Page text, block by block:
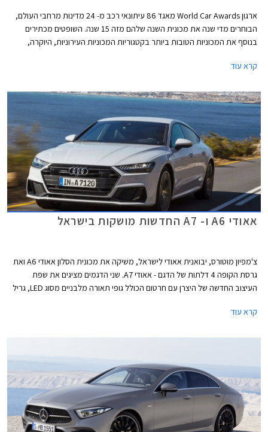
ארגון World Car Awards מאגד 86 עיתונאי רכב מ- 24 מדינות מרחבי העולם,
הבוחרים מדי שנה את מכונית השנה שלהם מזה 15 שנה. השופטים מכתירים
בנוסף את המכוניות הטובות ביותר בקטגוריות המכוניות העירוניות, היוקרה,
הרכבים הזוכים מוכרזים בתערוכת ניו יורק המתקיימת בימים אלה.
קרא עוד
אאודי A6 ו- A7 החדשות מושקות בישראל
צ'מפיון מוטורס, יבואנית אאודי לישראל, משיקה את מכונית הסלון אאודי A6 ואת
גרסת הקופה 4 דלתות של הדגם - אאודי A7. שני הדגמים מציגים את שפת
העיצוב החדשה של היצרן עם חרטום הכולל גופי תאורה מלבניים מסוג LED, גריל
קרא עוד